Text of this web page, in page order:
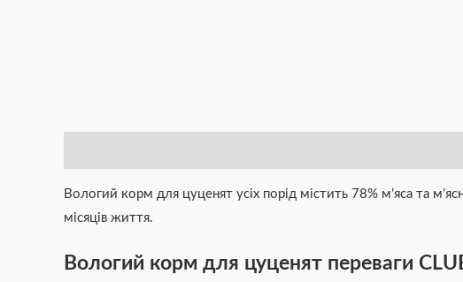
Вологий корм для цуценят усіх порід містить 78% м’яса та
місяців життя.
Вологий корм для цуценят переваги